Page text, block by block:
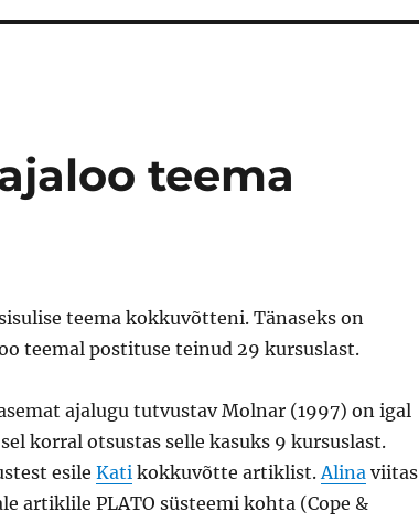
teema
teema kokkuvõtteni. Tänaseks on
teemal postituse teinud 29 kursuslast.
ajalugu tutvustav Molnar (1997) on igal
korral otsustas selle kasuks 9 kursuslast.
esile Katikokkuvõtte artiklist.Alinaviitas
artiklile PLATO süsteemi kohta (Cope &